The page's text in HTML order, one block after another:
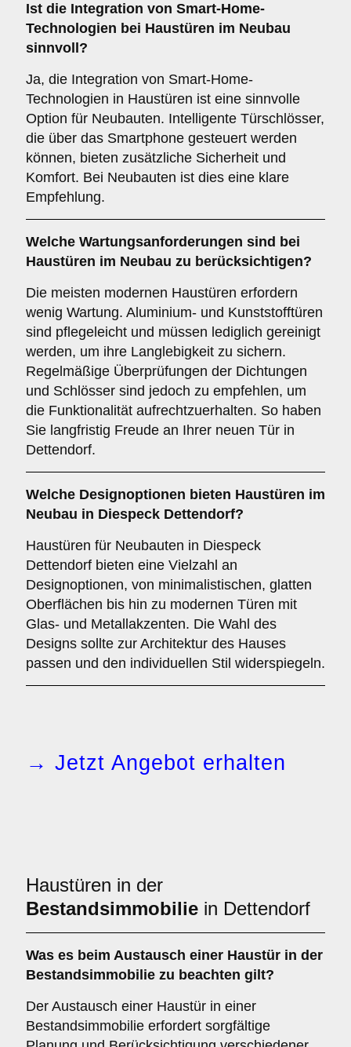
Ist die Integration von Smart-Home-
Technologien bei Haustüren im Neubau
sinnvoll?
Ja, die Integration von Smart-Home-
Technologien in Haustüren ist eine sinnvolle
Option für Neubauten. Intelligente Türschlösser,
die über das Smartphone gesteuert werden
können, bieten zusätzliche Sicherheit und
Komfort. Bei Neubauten ist dies eine klare
Empfehlung.
Welche Wartungsanforderungen sind bei
Haustüren im Neubau zu berücksichtigen?
Die meisten modernen Haustüren erfordern
wenig Wartung. Aluminium- und Kunststofftüren
sind pflegeleicht und müssen lediglich gereinigt
werden, um ihre Langlebigkeit zu sichern.
Regelmäßige Überprüfungen der Dichtungen
und Schlösser sind jedoch zu empfehlen, um
die Funktionalität aufrechtzuerhalten. So haben
Sie langfristig Freude an Ihrer neuen Tür in
Dettendorf.
Welche Designoptionen bieten Haustüren im
Neubau in Diespeck Dettendorf?
Haustüren für Neubauten in Diespeck
Dettendorf bieten eine Vielzahl an
Designoptionen, von minimalistischen, glatten
Oberflächen bis hin zu modernen Türen mit
Glas- und Metallakzenten. Die Wahl des
Designs sollte zur Architektur des Hauses
passen und den individuellen Stil widerspiegeln.
→ Jetzt Angebot erhalten
Haustüren in der
Bestandsimmobilie in Dettendorf
Was es beim Austausch einer Haustür in der
Bestandsimmobilie zu beachten gilt?
Der Austausch einer Haustür in einer
Bestandsimmobilie erfordert sorgfältige